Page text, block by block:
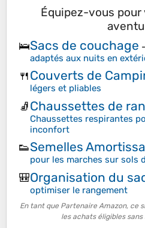
Équipez-vous
🛌Sacs de couchage -
adaptés aux nuits en
🍴Couverts de
légers et pliables
🧦Chaussettes de
Chaussettes respirantes
inconfort
👟Semelles
pour les marches sur sols
🎒Organisation du
optimiser le rangement
En tant que Partenaire Amazon, ce
les achats éligibles